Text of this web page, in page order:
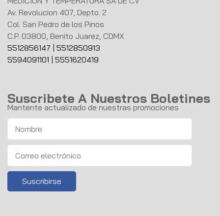
Av. Revolucion 407, Depto. 2
Col. San Pedro de los Pinos
C.P. 03800, Benito Juarez, CDMX
5512856147
5512850913
5594091101
5551620419
Suscribete A Nuestros Boletines
Mantente actualizado de nuestras promociones